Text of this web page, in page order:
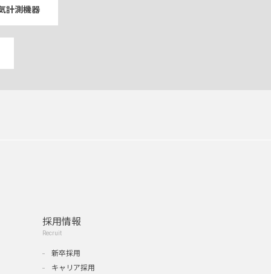
計測機器
採用情報
Recruit
新卒採用
キャリア採用